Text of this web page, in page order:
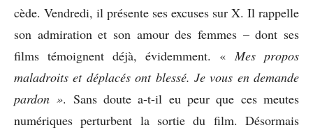
cède. Vendredi, il présente ses excuses sur X. Il rappelle
son admiration et son amour des femmes – dont ses
films témoignent déjà, évidemment. « Mes propos
maladroits et déplacés ont blessé. Je vous en demande
pardon ». Sans doute a-t-il eu peur que ces meutes
numériques perturbent la sortie du film. Désormais